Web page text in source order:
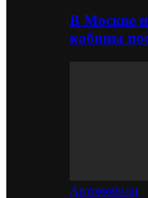
В Москве
кабины
Автомобили